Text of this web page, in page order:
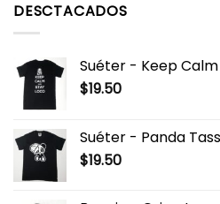
DESCTACADOS
Suéter - Keep
$19.50
Suéter - Panda
$19.50